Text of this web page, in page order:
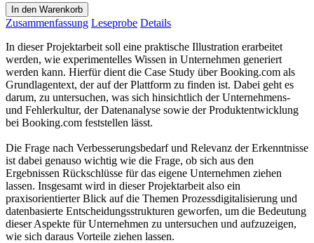
In den Warenkorb
Zusammenfassung Leseprobe Details
In dieser Projektarbeit soll eine praktische Illustration erarbeitet
werden, wie experimentelles Wissen in Unternehmen generiert
werden kann. Hierfür dient die Case Study über Booking.com als
Grundlagentext, der auf der Plattform zu finden ist. Dabei geht es
darum, zu untersuchen, was sich hinsichtlich der Unternehmens-
und Fehlerkultur, der Datenanalyse sowie der Produktentwicklung
bei Booking.com feststellen lässt.
Die Frage nach Verbesserungsbedarf und Relevanz der Erkenntnisse
ist dabei genauso wichtig wie die Frage, ob sich aus den
Ergebnissen Rückschlüsse für das eigene Unternehmen ziehen
lassen. Insgesamt wird in dieser Projektarbeit also ein
praxisorientierter Blick auf die Themen Prozessdigitalisierung und
datenbasierte Entscheidungsstrukturen geworfen, um die Bedeutung
dieser Aspekte für Unternehmen zu untersuchen und aufzuzeigen,
wie sich daraus Vorteile ziehen lassen.